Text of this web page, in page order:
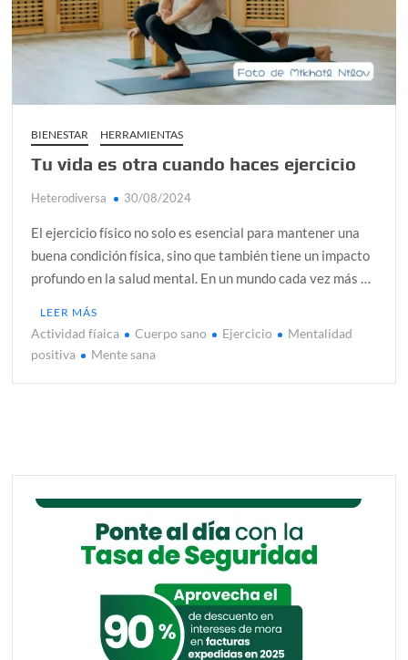
alcanzar
Día de Independencia 2026: de Patria Boba a Colombia
¿Podemos comunicarnos con seres de otros planos o
Salud mental digital: cómo frenar la ansiedad que
¿Cómo descubrir esa conexión energética de la sexualidad
BIENESTAR HERRAMIENTAS
Tu vida es otra cuando haces ejercicio
Heterodiversa 30/08/2024
El ejercicio físico no solo es esencial para mantener una
buena condición física, sino que también tiene un impacto
profundo en la salud mental. En un mundo cada vez más …
LEER MÁS
Actividad fíaica Cuerpo sano Ejercicio
Mentalidad
positiva
Mente sana